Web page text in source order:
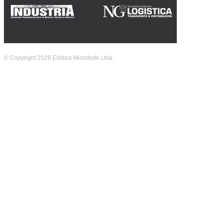
© Copyright 2026 Editora Microbyte Ltda.